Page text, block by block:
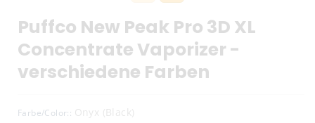
Puffco New Peak Pro 3D XL
Concentrate Vaporizer -
verschiedene Farben
Farbe/Color:: Onyx (Black)